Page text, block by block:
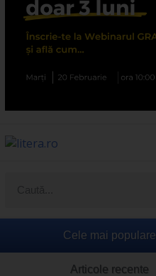
Cele mai populare
Articole recente